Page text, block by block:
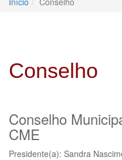
Conselho
Conselho
CME
Presidente(a): Sandra